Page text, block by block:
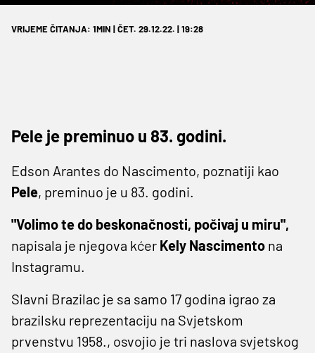
VRIJEME ČITANJA: 1MIN | ČET. 29.12.22. | 19:28
Pele je preminuo u 83. godini.
Edson Arantes do Nascimento, poznatiji kao
Pele, preminuo je u 83. godini.
"Volimo te do beskonačnosti, počivaj u miru",
napisala je njegova kćer Kely Nascimento na
Instagramu.
Slavni Brazilac je sa samo 17 godina igrao za
brazilsku reprezentaciju na Svjetskom
prvenstvu 1958., osvojio je tri naslova svjetskog